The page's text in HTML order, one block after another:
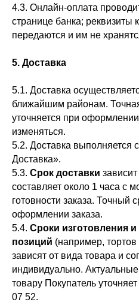
4.3. Онлайн-оплата
странице банка; реквизиты
передаются и им не
5. Доставка
5.1. Доставка
ближайшим районам.
уточняется при оформлении
изменяться.
5.2. Доставка выполняется
Доставка».
5.3. Срок доставки
составляет около 1 часа с
готовности заказа. Точный
оформлении заказа.
5.4. Сроки изготовления
позиций (например, тортов
зависят от вида товара и
индивидуально.
товару Покупатель
07 52.